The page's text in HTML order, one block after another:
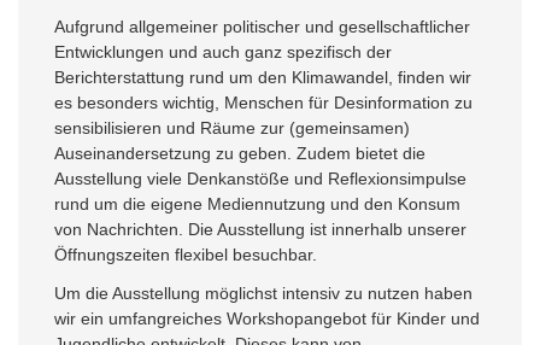
Aufgrund allgemeiner politischer und gesellschaftlicher
Entwicklungen und auch ganz spezifisch der
Berichterstattung rund um den Klimawandel, finden wir
es besonders wichtig, Menschen für Desinformation zu
sensibilisieren und Räume zur (gemeinsamen)
Auseinandersetzung zu geben. Zudem bietet die
Ausstellung viele Denkanstöße und Reflexionsimpulse
rund um die eigene Mediennutzung und den Konsum
von Nachrichten. Die Ausstellung ist innerhalb unserer
Öffnungszeiten flexibel besuchbar.
Um die Ausstellung möglichst intensiv zu nutzen haben
wir ein umfangreiches Workshopangebot für Kinder und